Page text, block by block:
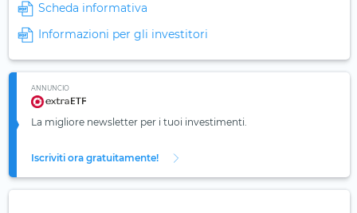
Scheda informativa
Informazioni per gli investitori
ANNUNCIO
La migliore newsletter per i tuoi investimenti.
Iscriviti ora gratuitamente!